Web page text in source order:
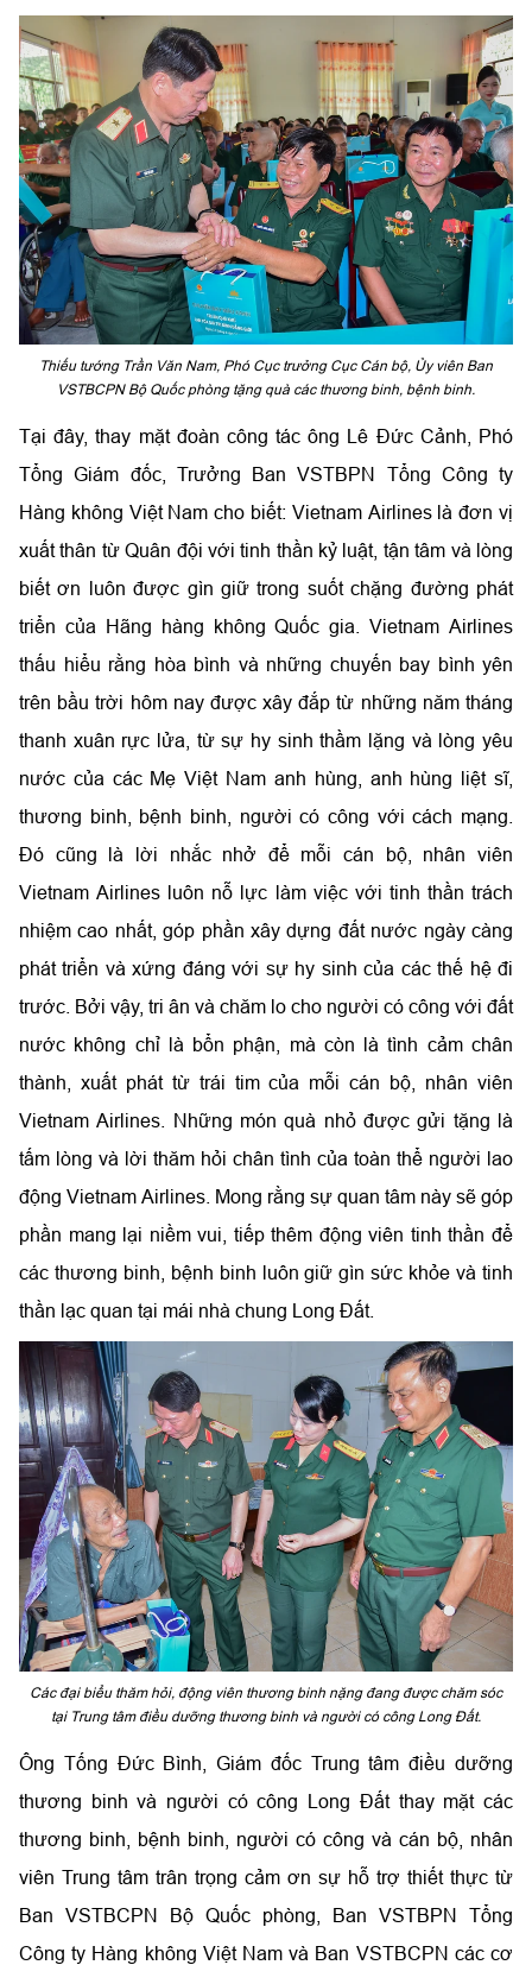
Thiếu tướng Trần Văn Nam, Phó Cục trưởng Cục Cán bộ, Ủy viên Ban
VSTBCPN Bộ Quốc phòng tặng quà các thương binh, bệnh binh.
Tại đây, thay mặt đoàn công tác ông Lê Đức Cảnh, Phó
Tổng Giám đốc, Trưởng Ban VSTBPN Tổng Công ty
Hàng không Việt Nam cho biết: Vietnam Airlines là đơn vị
xuất thân từ Quân đội với tinh thần kỷ luật, tận tâm và lòng
biết ơn luôn được gìn giữ trong suốt chặng đường phát
triển của Hãng hàng không Quốc gia. Vietnam Airlines
thấu hiểu rằng hòa bình và những chuyến bay bình yên
trên bầu trời hôm nay được xây đắp từ những năm tháng
thanh xuân rực lửa, từ sự hy sinh thầm lặng và lòng yêu
nước của các Mẹ Việt Nam anh hùng, anh hùng liệt sĩ,
thương binh, bệnh binh, người có công với cách mạng.
Đó cũng là lời nhắc nhở để mỗi cán bộ, nhân viên
Vietnam Airlines luôn nỗ lực làm việc với tinh thần trách
nhiệm cao nhất, góp phần xây dựng đất nước ngày càng
phát triển và xứng đáng với sự hy sinh của các thế hệ đi
trước. Bởi vậy, tri ân và chăm lo cho người có công với đất
nước không chỉ là bổn phận, mà còn là tình cảm chân
thành, xuất phát từ trái tim của mỗi cán bộ, nhân viên
Vietnam Airlines. Những món quà nhỏ được gửi tặng là
tấm lòng và lời thăm hỏi chân tình của toàn thể người lao
động Vietnam Airlines. Mong rằng sự quan tâm này sẽ góp
phần mang lại niềm vui, tiếp thêm động viên tinh thần để
các thương binh, bệnh binh luôn giữ gìn sức khỏe và tinh
thần lạc quan tại mái nhà chung Long Đất.
Các đại biểu thăm hỏi, động viên thương binh nặng đang được chăm sóc
tại Trung tâm điều dưỡng thương binh và người có công Long Đất.
Ông Tống Đức Bình, Giám đốc Trung tâm điều dưỡng
thương binh và người có công Long Đất thay mặt các
thương binh, bệnh binh, người có công và cán bộ, nhân
viên Trung tâm trân trọng cảm ơn sự hỗ trợ thiết thực từ
Ban VSTBCPN Bộ Quốc phòng, Ban VSTBPN Tổng
Công ty Hàng không Việt Nam và Ban VSTBCPN các cơ